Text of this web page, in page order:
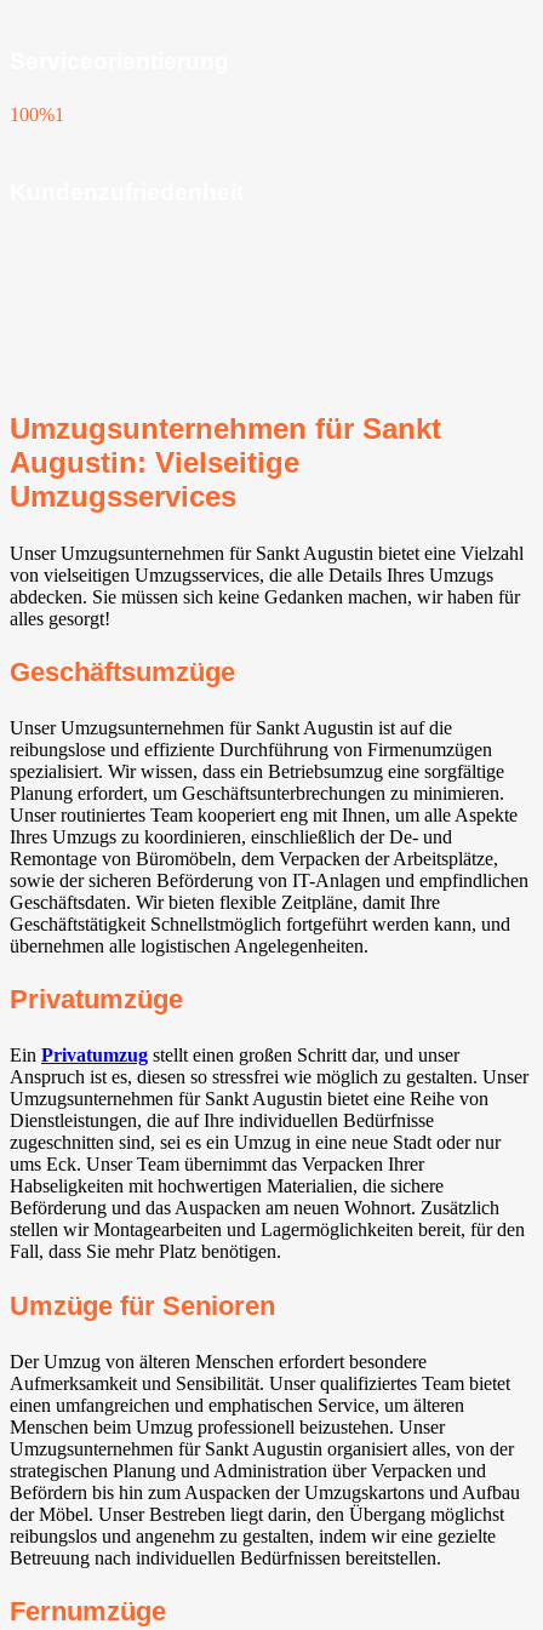
100%1
Umzugsunternehmen für Sankt
Augustin: Vielseitige
Umzugsservices
Unser Umzugsunternehmen für Sankt Augustin bietet eine Vielzahl
von vielseitigen Umzugsservices, die alle Details Ihres Umzugs
abdecken. Sie müssen sich keine Gedanken machen, wir haben für
alles gesorgt!
Geschäftsumzüge
Unser Umzugsunternehmen für Sankt Augustin ist auf die
reibungslose und effiziente Durchführung von Firmenumzügen
spezialisiert. Wir wissen, dass ein Betriebsumzug eine sorgfältige
Planung erfordert, um Geschäftsunterbrechungen zu minimieren.
Unser routiniertes Team kooperiert eng mit Ihnen, um alle Aspekte
Ihres Umzugs zu koordinieren, einschließlich der De- und
Remontage von Büromöbeln, dem Verpacken der Arbeitsplätze,
sowie der sicheren Beförderung von IT-Anlagen und empfindlichen
Geschäftsdaten. Wir bieten flexible Zeitpläne, damit Ihre
Geschäftstätigkeit Schnellstmöglich fortgeführt werden kann, und
übernehmen alle logistischen Angelegenheiten.
Privatumzüge
Ein Privatumzug stellt einen großen Schritt dar, und unser
Anspruch ist es, diesen so stressfrei wie möglich zu gestalten. Unser
Umzugsunternehmen für Sankt Augustin bietet eine Reihe von
Dienstleistungen, die auf Ihre individuellen Bedürfnisse
zugeschnitten sind, sei es ein Umzug in eine neue Stadt oder nur
ums Eck. Unser Team übernimmt das Verpacken Ihrer
Habseligkeiten mit hochwertigen Materialien, die sichere
Beförderung und das Auspacken am neuen Wohnort. Zusätzlich
stellen wir Montagearbeiten und Lagermöglichkeiten bereit, für den
Fall, dass Sie mehr Platz benötigen.
Umzüge für Senioren
Der Umzug von älteren Menschen erfordert besondere
Aufmerksamkeit und Sensibilität. Unser qualifiziertes Team bietet
einen umfangreichen und emphatischen Service, um älteren
Menschen beim Umzug professionell beizustehen. Unser
Umzugsunternehmen für Sankt Augustin organisiert alles, von der
strategischen Planung und Administration über Verpacken und
Befördern bis hin zum Auspacken der Umzugskartons und Aufbau
der Möbel. Unser Bestreben liegt darin, den Übergang möglichst
reibungslos und angenehm zu gestalten, indem wir eine gezielte
Betreuung nach individuellen Bedürfnissen bereitstellen.
Fernumzüge